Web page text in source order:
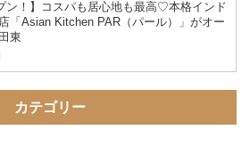
ン！】コスパも居心地も最高♡本格インド
「Asian Kitchen PAR（パール）」がオー
東
カテゴリー